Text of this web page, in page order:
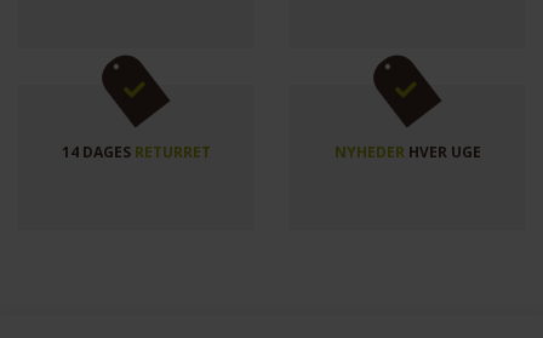
14 DAGES RETURRET NYHEDERHVER UGE